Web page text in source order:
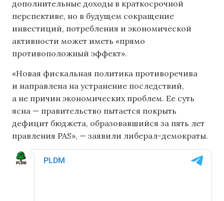
дополнительные доходы в краткосрочной
перспективе, но в будущем сокращение
инвестиций, потребления и экономической
активности может иметь «прямо
противоположный эффект».
«Новая фискальная политика противоречива
и направлена ​​на устранение последствий,
а не причин экономических проблем. Ее суть
ясна — правительство пытается покрыть
дефицит бюджета, образовавшийся за пять лет
правления PAS», — заявили либерал-демократы.